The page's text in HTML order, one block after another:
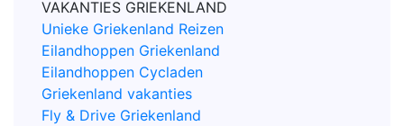
VAKANTIES GRIEKENLAND
Unieke Griekenland Reizen
Eilandhoppen Griekenland
Eilandhoppen Cycladen
Griekenland vakanties
Fly & Drive Griekenland